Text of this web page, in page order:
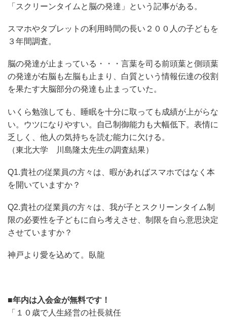
「スクリーンタイムと脳の発達」という記事がある。
スマホやタブレットの利用時間の長い２００人の子どもを
３年間調査。
脳の発達が止まっている・・・言葉を司る前頭葉と側頭葉
の発達が右脳も左脳も止まり、白質という情報伝達の役割
を果たす大脳部分の発達も止まっていた。
いくら勉強しても、睡眠を十分に取っても成績が上がらな
い。ウツになりやすい。自己制御能力も大幅低下。表情に
乏しく、他人の気持ちを読む能力に欠ける。
（東北大学 川島隆太先生の調査結果）
Q1.貴社の従業員の方々は、暇があればスマホではなく本
を開いていますか？
Q2.貴社の従業員の方々は、我が子とスクリーンタイム制
限の必要性を子どもに自ら考えさせ、制限を自ら意思決定
させていますか？
神戸より愛を込めて。臥龍
■年内は入会金が無料です！
「１０歳で人生経営の社長就任